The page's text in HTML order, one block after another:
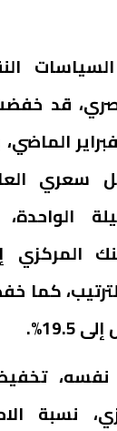
قد
سعري
الترتيب،
نفسه،
نسبة